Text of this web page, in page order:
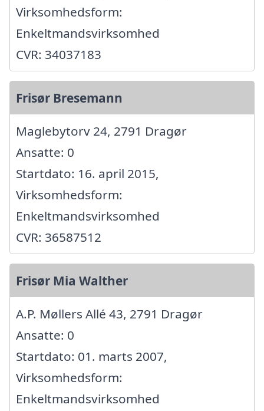
Virksomhedsform:
Enkeltmandsvirksomhed
CVR: 34037183
Frisør Bresemann
Maglebytorv 24, 2791 Dragør
Ansatte: 0
Startdato: 16. april 2015,
Virksomhedsform:
Enkeltmandsvirksomhed
CVR: 36587512
Frisør Mia Walther
A.P. Møllers Allé 43, 2791 Dragør
Ansatte: 0
Startdato: 01. marts 2007,
Virksomhedsform:
Enkeltmandsvirksomhed